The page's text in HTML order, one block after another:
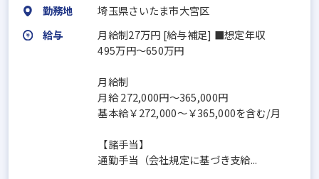
勤務地
埼玉県さいたま市大宮区
給与
月給制27万円 [給与補足] ■想定年収
495万円～650万円
月給制
月給 272,000円～365,000円
基本給￥272,000～￥365,000を含む/月
【諸手当】
通勤手当（会社規定に基づき支給...